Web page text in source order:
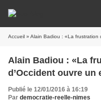
Accueil » Alain Badiou : «La frustration
Alain Badiou : «La
d’Occident ouvre un
Publié le 12/01/2016 à 16:19
Par democratie-reelle-nimes